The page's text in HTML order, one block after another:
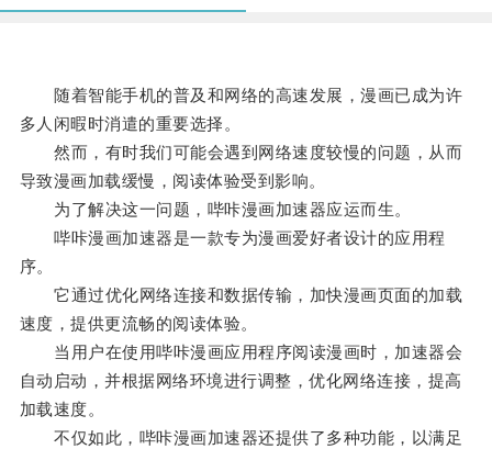
随着智能手机的普及和网络的高速发展，漫画已成为许
多人闲暇时消遣的重要选择。
然而，有时我们可能会遇到网络速度较慢的问题，从而
导致漫画加载缓慢，阅读体验受到影响。
为了解决这一问题，哔咔漫画加速器应运而生。
哔咔漫画加速器是一款专为漫画爱好者设计的应用程
序。
它通过优化网络连接和数据传输，加快漫画页面的加载
速度，提供更流畅的阅读体验。
当用户在使用哔咔漫画应用程序阅读漫画时，加速器会
自动启动，并根据网络环境进行调整，优化网络连接，提高
加载速度。
不仅如此，哔咔漫画加速器还提供了多种功能，以满足